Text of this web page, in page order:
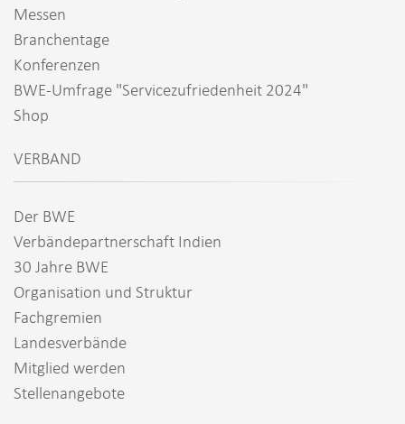
Messen
Branchentage
Konferenzen
BWE-Umfrage "Servicezufriedenheit 2024"
Shop
VERBAND
Der BWE
Verbändepartnerschaft Indien
30 Jahre BWE
Organisation und Struktur
Fachgremien
Landesverbände
Mitglied werden
Stellenangebote